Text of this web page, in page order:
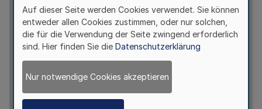
Auf dieser Seite werden Cookies verwendet. Sie können
entweder allen Cookies zustimmen, oder nur solchen,
die für die Verwendung der Seite zwingend erforderlich
sind. Hier finden Sie die Datenschutzerklärung
Nur notwendige Cookies akzeptieren